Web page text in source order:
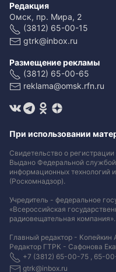
Редакция
Омск, пр. Мира, 2
(3812) 65-00-15
gtrk@inbox.ru
Размещение рекламы
(3812) 65-00-65
reklama@omsk.rfn.ru
При использовании
Свидетельство о
Выдано Федеральной
информационных технологий
(Роскомнадзор).
Учредитель - федеральное
«Всероссийская
радиовещательная компания».
Главный редактор - Копейкин
Редактор ГТРК - Сафонова
+7 (3812) 65-00-75 , 65-
gtrk@inbox.ru